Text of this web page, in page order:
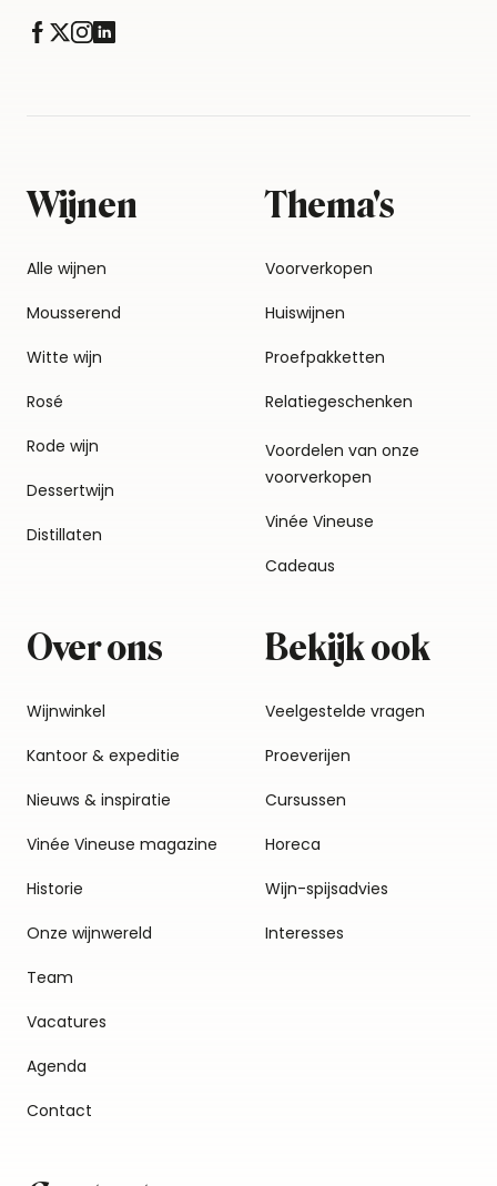
Wijnen
Alle wijnen
Mousserend
Witte wijn
Rosé
Rode wijn
Dessertwijn
Distillaten
Thema's
Voorverkopen
Huiswijnen
Proefpakketten
Relatiegeschenken
Voordelen van onze
voorverkopen
Vinée Vineuse
Cadeaus
Over ons
Wijnwinkel
Kantoor & expeditie
Nieuws & inspiratie
Vinée Vineuse magazine
Historie
Onze wijnwereld
Team
Vacatures
Agenda
Contact
Bekijk ook
Veelgestelde vragen
Proeverijen
Cursussen
Horeca
Wijn-spijsadvies
Interesses